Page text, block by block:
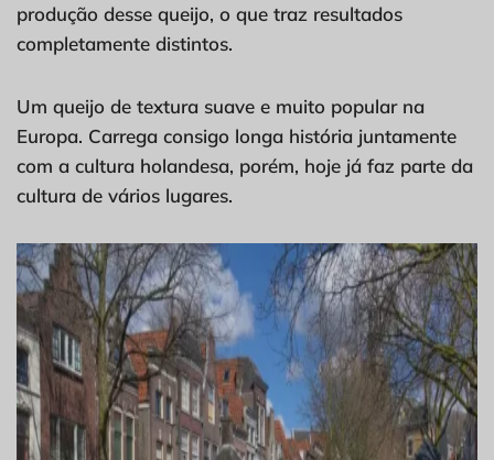
produção desse queijo, o que traz resultados
completamente distintos.
Um queijo de textura suave e muito popular na
Europa. Carrega consigo longa história juntamente
com a cultura holandesa, porém, hoje já faz parte da
cultura de vários lugares.